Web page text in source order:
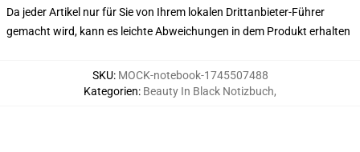
Da jeder Artikel nur für Sie von Ihrem lokalen Drittanbieter-Führer
gemacht wird, kann es leichte Abweichungen in dem Produkt erhalten
SKU: MOCK-notebook-1745507488
Kategorien: Beauty In Black Notizbuch,